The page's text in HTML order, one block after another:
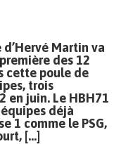
Martin va
des 12
cette poule de
trois
en juin. Le HBH71
déjà
1 comme le PSG,
[…]